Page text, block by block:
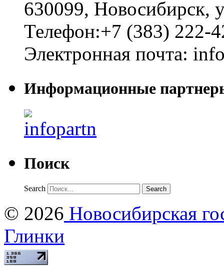
630099, Новосибирск,
Телефон:+7 (383) 222-
Электронная почта:
Информационные
Поиск
Search
© 2026 Новосибирская
Глинки